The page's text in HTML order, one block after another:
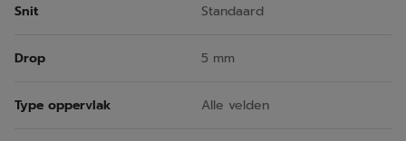
Snit Standaard
Drop 5 mm
Type oppervlak Alle velden